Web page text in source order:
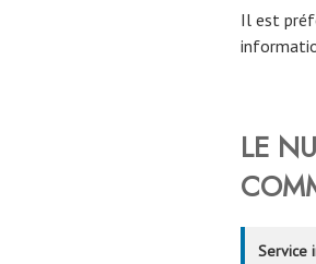
Il est
LE
Service